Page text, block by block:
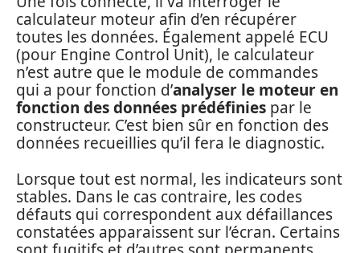
calculateur moteur afin d’en récupérer
toutes les données. Également appelé ECU
(pour Engine Control Unit), le calculateur
n’est autre que le module de commandes
qui a pour fonction d’analyser le moteur en
fonction des données prédéfinies par le
constructeur. C’est bien sûr en fonction des
données recueillies qu’il fera le diagnostic.
Lorsque tout est normal, les indicateurs sont
stables. Dans le cas contraire, les codes
défauts qui correspondent aux défaillances
constatées apparaissent sur l’écran. Certains